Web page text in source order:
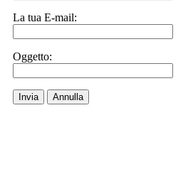
La tua E-mail:
Oggetto:
Invia Annulla